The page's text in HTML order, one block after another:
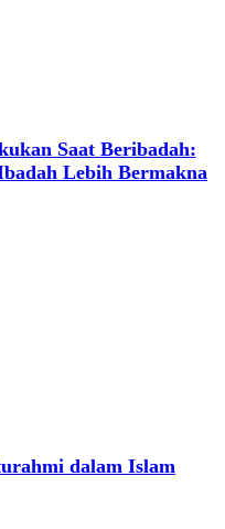
Saat Beribadah:
Lebih Bermakna
dalam Islam